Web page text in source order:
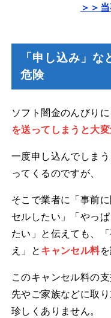
＞＞
「申し込み」
危険
ソフト闇金のんびり
を送ってしまうと大変
一度申し込んでしま
ってくるのですが、
そこで業者に「事前
セルしたい」「やっ
たい」と伝えても、
え」と キャンセル料
このキャンセル料の
先やご家族などに取
珍しくありません。